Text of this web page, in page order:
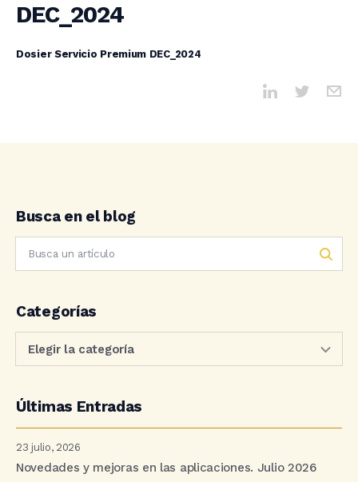
DEC_2024
Dosier Servicio Premium DEC_2024
Busca en el blog
Categorías
Últimas Entradas
23 julio, 2026
Novedades y mejoras en las aplicaciones. Julio 2026